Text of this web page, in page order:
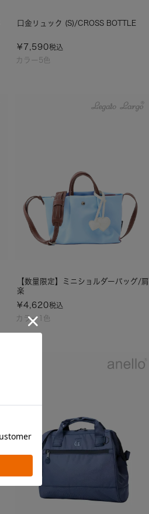
カラー5色
口金リュック (S)/CROSS BOTTLE
¥ 7,590税込
カラー1色
【数量限定】ミニショルダーバッグ/肩
楽
¥4,620税込